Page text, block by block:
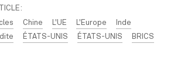
Chine L'UE L'Europe
Inde
ÉTATS-UNIS ÉTATS-UNIS
BRICS